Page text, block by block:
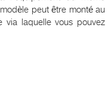
peut être monté au
laquelle vous pouvez